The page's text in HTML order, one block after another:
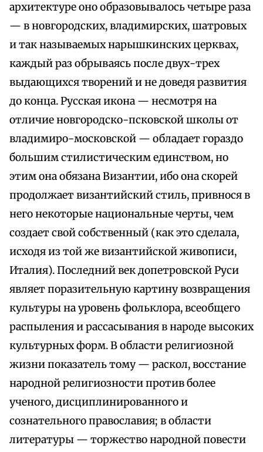
архитектуре оно образовывалось четыре раза
— в новгородских, владимирских, шатровых
и так называемых нарышкинских церквах,
каждый раз обрываясь после двух-трех
выдающихся творений и не доведя развития
до конца. Русская икона — несмотря на
отличие новгородско-псковской школы от
владимиро-московской — обладает гораздо
большим стилистическим единством, но
этим она обязана Византии, ибо она скорей
продолжает византийский стиль, привнося в
него некоторые национальные черты, чем
создает свой собственный (как это сделала,
исходя из той же византийской живописи,
Италия). Последний век допетровской Руси
являет поразительную картину возвращения
культуры на уровень фольклора, всеобщего
распыления и рассасывания в народе высоких
культурных форм. В области религиозной
жизни показатель тому — раскол, восстание
народной религиозности против более
ученого, дисциплинированного и
сознательного православия; в области
литературы — торжество народной повести